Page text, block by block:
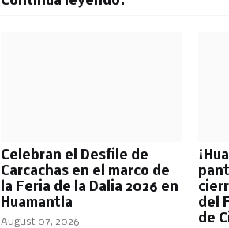
Celebran el Desfile de
Carcachas en el marco de
la Feria de la Dalia 2026 en
Huamantla
August 07, 2026
del
de